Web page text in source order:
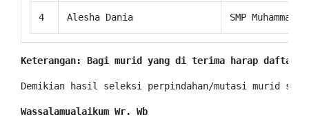
4 Alesha Dania SMP
Keterangan: Bagi murid yang di terima harap daftar
Demikian hasil seleksi perpindahan/mutasi murid
Wassalamualaikum Wr. Wb